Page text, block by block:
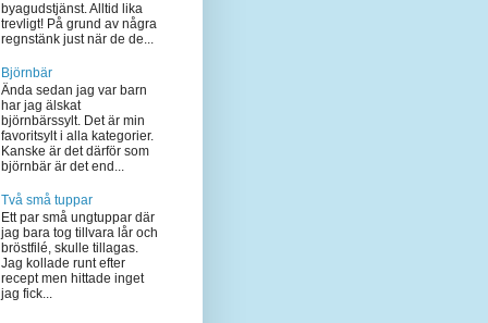
byagudstjänst. Alltid lika
trevligt! På grund av några
regnstänk just när de de...
Björnbär
Ända sedan jag var barn
har jag älskat
björnbärssylt. Det är min
favoritsylt i alla kategorier.
Kanske är det därför som
björnbär är det end...
Två små tuppar
Ett par små ungtuppar där
jag bara tog tillvara lår och
bröstfilé, skulle tillagas.
Jag kollade runt efter
recept men hittade inget
jag fick...